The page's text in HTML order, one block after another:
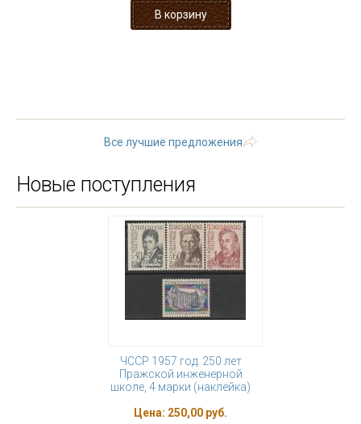
Все лучшие предложения
Новые поступления
ЧССР 1957 год. 250 лет
Пражской инженерной
школе, 4 марки (наклейка)
Цена: 250,00 руб.